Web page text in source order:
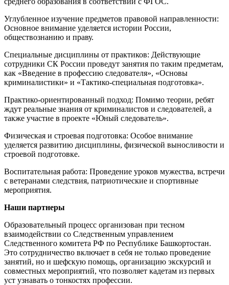
Углубленное изучение предметов правовой направленности:
Основное внимание уделяется истории России,
обществознанию и праву.
Специальные дисциплины от практиков: Действующие
сотрудники СК России проведут занятия по таким предметам,
как «Введение в профессию следователя», «Основы
криминалистики» и «Тактико-специальная подготовка».
Практико-ориентированный подход: Помимо теории, ребят
ждут реальные знания от криминалистов и следователей, а
также участие в проекте «Юный следователь».
Физическая и строевая подготовка: Особое внимание
уделяется развитию дисциплины, физической выносливости и
строевой подготовке.
Воспитательная работа: Проведение уроков мужества, встречи
с ветеранами следствия, патриотические и спортивные
мероприятия.
Наши партнеры
Образовательный процесс организован при тесном
взаимодействии со Следственным управлением
Следственного комитета РФ по Республике Башкортостан.
Это сотрудничество включает в себя не только проведение
занятий, но и шефскую помощь, организацию экскурсий и
совместных мероприятий, что позволяет кадетам из первых
уст узнавать о тонкостях профессии.